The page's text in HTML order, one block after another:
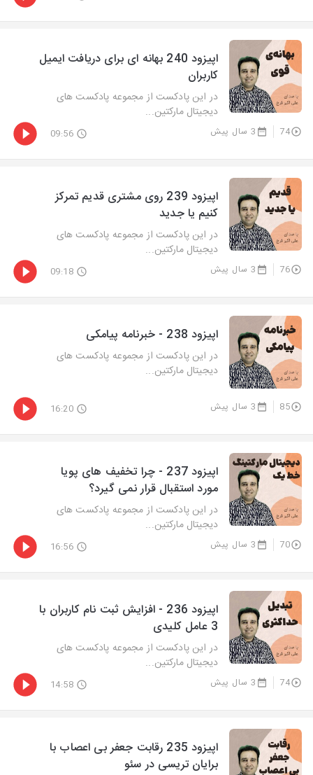
اپیزود 240 بهانه ای برای دریافت ایمیل
کاربران
در این پادکست از مجموعه پادکست های
دیجیتال مارکتین...
74 3 سال پیش 09:56
اپیزود 239 روی مشتری قدیم تمرکز
کنیم یا جدید
در این پادکست از مجموعه پادکست های
دیجیتال مارکتین...
76 3 سال پیش 09:18
اپیزود 238 - خبرنامه پیامکی
در این پادکست از مجموعه پادکست های
دیجیتال مارکتین...
85 3 سال پیش 16:20
اپیزود 237 - چرا تخفیف های پویا
مورد استقبال قرار نمی گیرد؟
در این پادکست از مجموعه پادکست های
دیجیتال مارکتین...
70 3 سال پیش 16:56
اپیزود 236 - افزایش ثبت نام کاربران با
3 عامل کلیدی
در این پادکست از مجموعه پادکست های
دیجیتال مارکتین...
74 3 سال پیش 14:58
اپیزود 235 رقابت جعفر بی اعصاب با
برایان تریسی در سئو